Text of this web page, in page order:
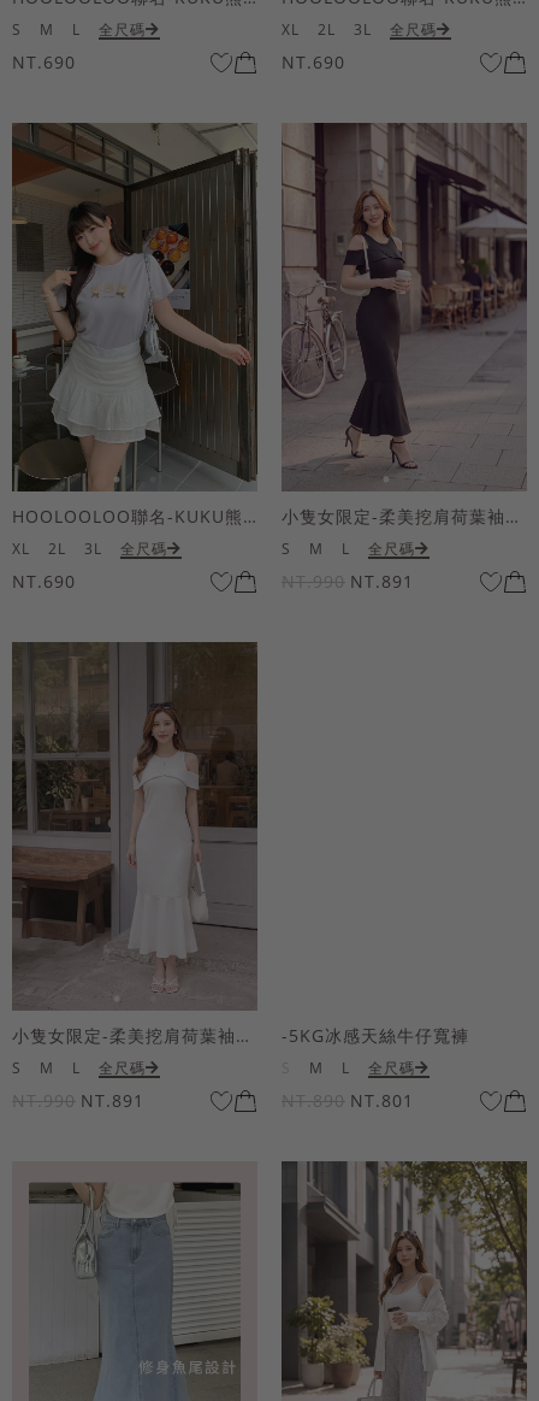
S M L 全尺碼
NT.690
XL 2L 3L 全尺碼
NT.690
HOOLOOLOO聯名-KUKU熊蝴蝶結短袖上衣
XL 2L 3L 全尺碼
NT.690
小隻女限定-柔美挖肩荷葉袖魚尾長洋裝
S M L 全尺碼
NT.990 NT.891
小隻女限定-柔美挖肩荷葉袖魚尾長洋裝
S M L 全尺碼
NT.990 NT.891
-5KG冰感天絲牛仔寬褲
M L 全尺碼
NT.890 NT.801